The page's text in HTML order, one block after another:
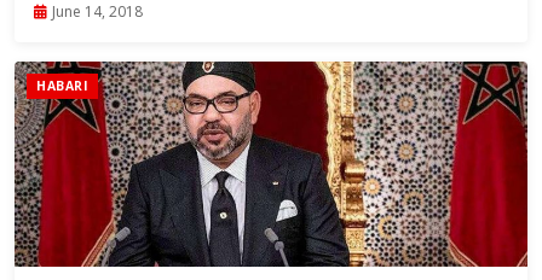
June 14, 2018
HABARI